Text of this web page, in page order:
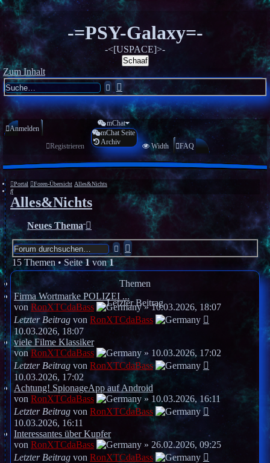
-=PSY-Galaxy=-
-<[USPACE]>-
Schaaf
Zum Inhalt
SucheErweiterte
Suche
Anmelden
Registrieren
mChat
mChat Seite
Archiv
Width FAQ
Portal Foren-Übersicht Alles&Nichts
Suche
Alles&Nichts
Neues Thema
SucheErweiterte
Suche
15 Themen • Seite1von1
Themen
Letzter Beitrag
Firma Wortmarke POLIZEI ...
von RonXTCdaBass »10.03.2026, 18:07
Letzter Beitrag von RonXTCdaBass
10.03.2026, 18:07
viele Filme Klassiker
vonRonXTCdaBass »10.03.2026, 17:02
Letzter Beitrag von RonXTCdaBass
10.03.2026, 17:02
Achtung! SpionageApp auf Android
von RonXTCdaBass » 10.03.2026, 16:11
Letzter Beitrag von RonXTCdaBass
10.03.2026, 16:11
Interessantes über Kupfer
von RonXTCdaBass » 26.02.2026, 09:25
Letzter Beitrag von RonXTCdaBass